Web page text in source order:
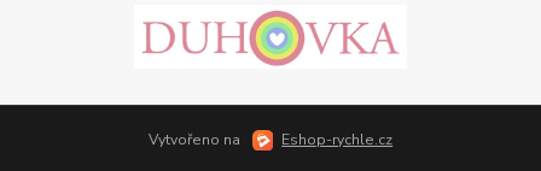
Vytvořeno na Eshop-rychle.cz